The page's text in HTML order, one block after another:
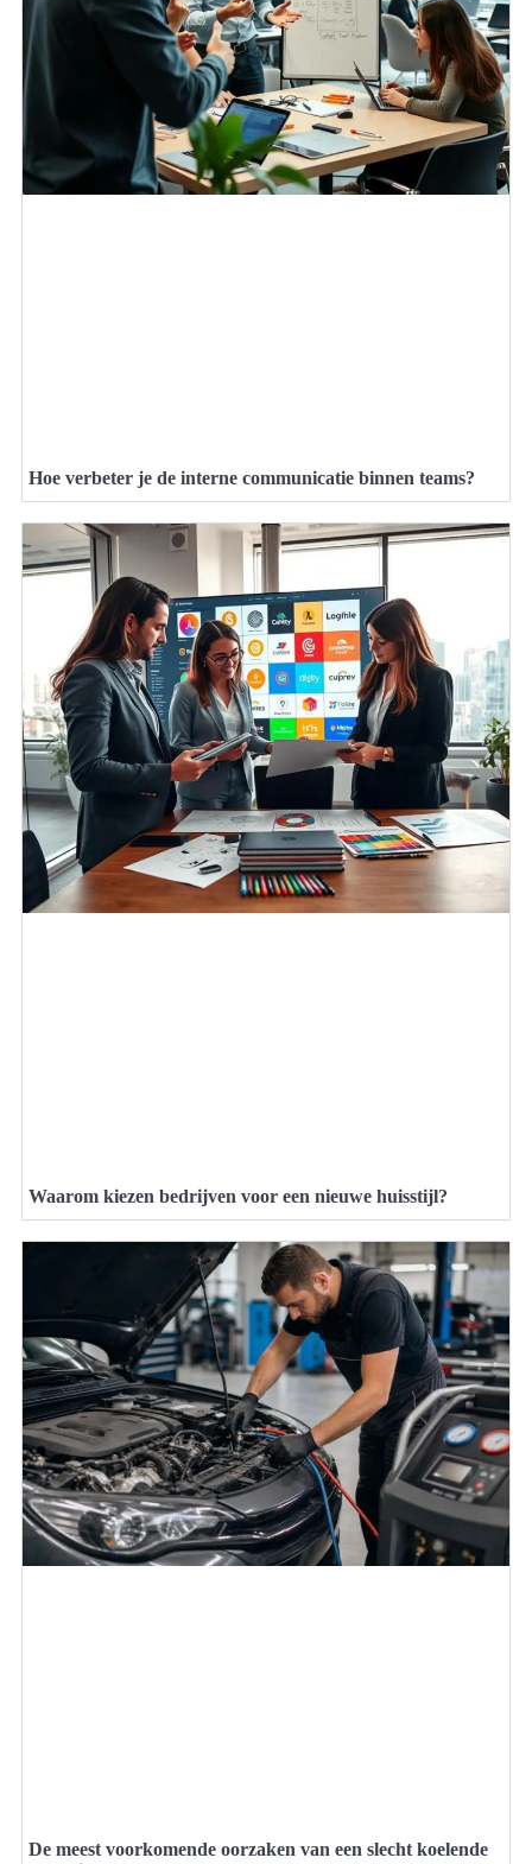
Hoe verbeter je de interne communicatie binnen teams?
Waarom kiezen bedrijven voor een nieuwe huisstijl?
De meest voorkomende oorzaken van een slecht koelende